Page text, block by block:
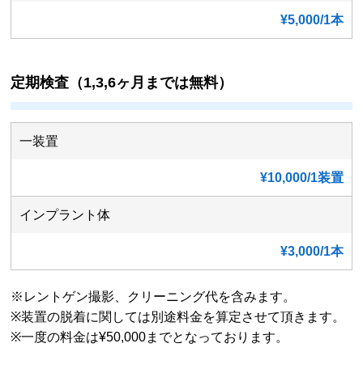
¥5,000/1本
定期検査（1,3,6ヶ月までは無料）
一装置
¥10,000/1装置
インプラント体
¥3,000/1本
※レントゲン撮影、クリーニング代を含みます。
※装置の脱着に関しては別途料金を算定させて頂きます。
※一度の料金は¥50,000までとなっております。